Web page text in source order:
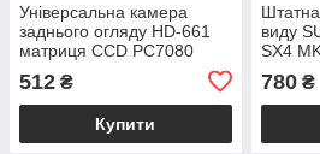
Універсальна камера
заднього огляду HD-661
матриця CCD PC7080
512 ₴
Купити
виду
SX4
Grand
780₴